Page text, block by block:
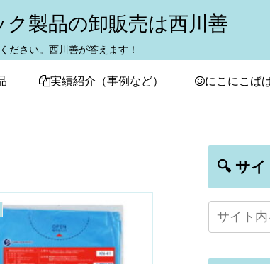
製品の卸販売は西川善
ださい。西川善が答えます！
実績紹介（事例など） にこにこば
🔍 サ